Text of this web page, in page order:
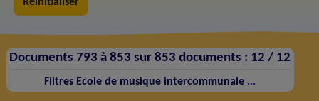
Documents 793 à 853 sur 853 documents : 12 / 12
Filtres Ecole de musique intercommunale ...